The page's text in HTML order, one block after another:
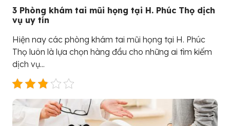
3 Phòng khám tai mũi họng tại H. Phúc Thọ dịch
vụ uy tín
Hiện nay các phòng khám tai mũi họng tại H. Phúc
Thọ luôn là lựa chọn hàng đầu cho những ai tìm kiếm
dịch vụ...